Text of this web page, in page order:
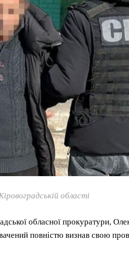
області
обласної прокуратури,
повністю визнав свою